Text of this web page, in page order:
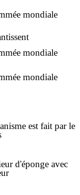
mondiale
mondiale
mondiale
est fait par le
d'éponge avec